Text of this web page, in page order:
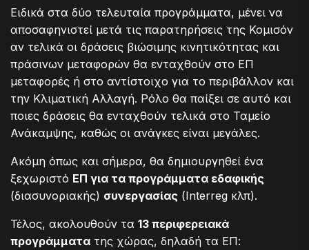
Ειδικά στα δύο τελευταία προγράμματα, μένει να
αποσαφηνιστεί μετά τις παρατηρήσεις της Κομισόν
αν τελικά οι δράσεις βιώσιμης κινητικότητας και
πράσινων μεταφορών θα ενταχθούν στο ΕΠ
μεταφορές ή στο αντίστοιχο για το περιβάλλον και
την Κλιματική Αλλαγή. Ρόλο θα παίξει σε αυτό και
ποιες δράσεις θα ενταχθούν τελικά στο Ταμείο
Ανάκαμψης, καθώς οι ανάγκες είναι μεγάλες.
Ακόμη όπως και σήμερα, θα δημιουργηθεί ένα
ξεχωριστό ΕΠ για τα προγράμματα εδαφικής
(διασυνοριακής) συνεργασίας (Interreg κλπ).
Τέλος, ακολουθούν τα 13 περιφερειακά
προγράμματα της χώρας, δηλαδή τα ΕΠ: